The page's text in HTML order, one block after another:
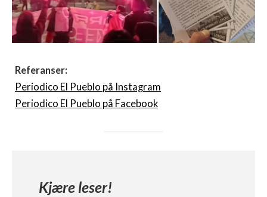
Referanser:
Periodico El Pueblo på Instagram
Periodico El Pueblo på Facebook
Kjære leser!